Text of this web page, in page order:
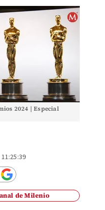
2024 | Especial
de Milenio